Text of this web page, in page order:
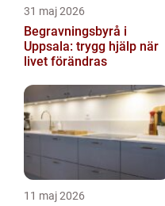
31 maj 2026
Begravningsbyrå i
Uppsala: trygg hjälp när
livet förändras
11 maj 2026